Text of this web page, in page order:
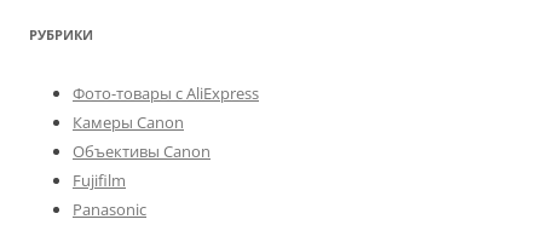
РУБРИКИ
Фото-товары с AliExpress
Камеры Canon
Объективы Canon
Fujifilm
Panasonic